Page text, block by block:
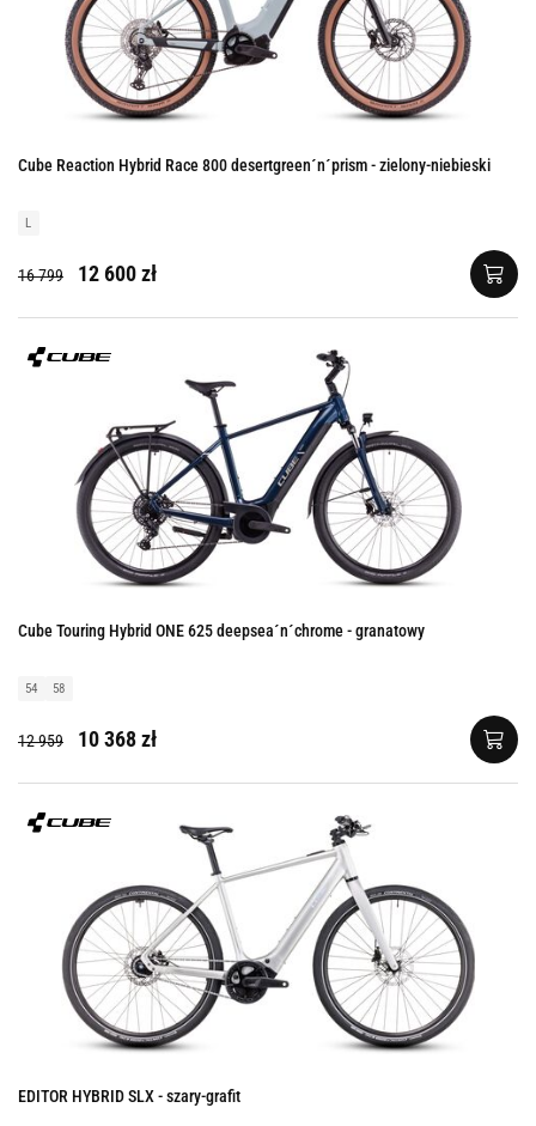
Cube Reaction Hybrid Race 800 desertgreen´n´prism - zielony-niebieski
L
16 799 12 600 zł
Cube Touring Hybrid ONE 625 deepsea´n´chrome - granatowy
54 58
12 959 10 368 zł
EDITOR HYBRID SLX - szary-grafit